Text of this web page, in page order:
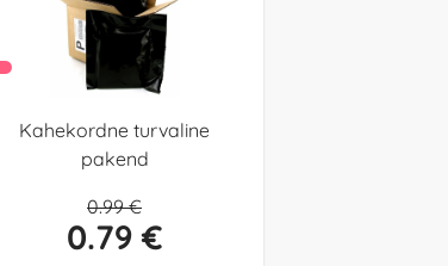
Kahekordne turvaline
pakend
0.99 €
0.79 €